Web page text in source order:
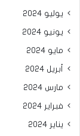
يوليو 2024
يونيو 2024
مايو 2024
أبريل 2024
مارس 2024
فبراير 2024
يناير 2024